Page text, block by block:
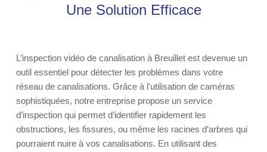
Une Solution Efficace
L’inspection vidéo de canalisation à Breuillet est devenue un
outil essentiel pour détecter les problèmes dans votre
réseau de canalisations. Grâce à l'utilisation de caméras
sophistiquées, notre entreprise propose un service
d’inspection qui permet d’identifier rapidement les
obstructions, les fissures, ou même les racines d’arbres qui
pourraient nuire à vos canalisations. En utilisant des